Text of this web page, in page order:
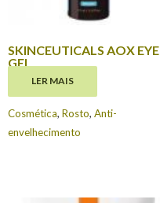
SKINCEUTICALS AOX EYE
GEL
81.30LER MAIS
Cosmética, Rosto, Anti-
envelhecimento